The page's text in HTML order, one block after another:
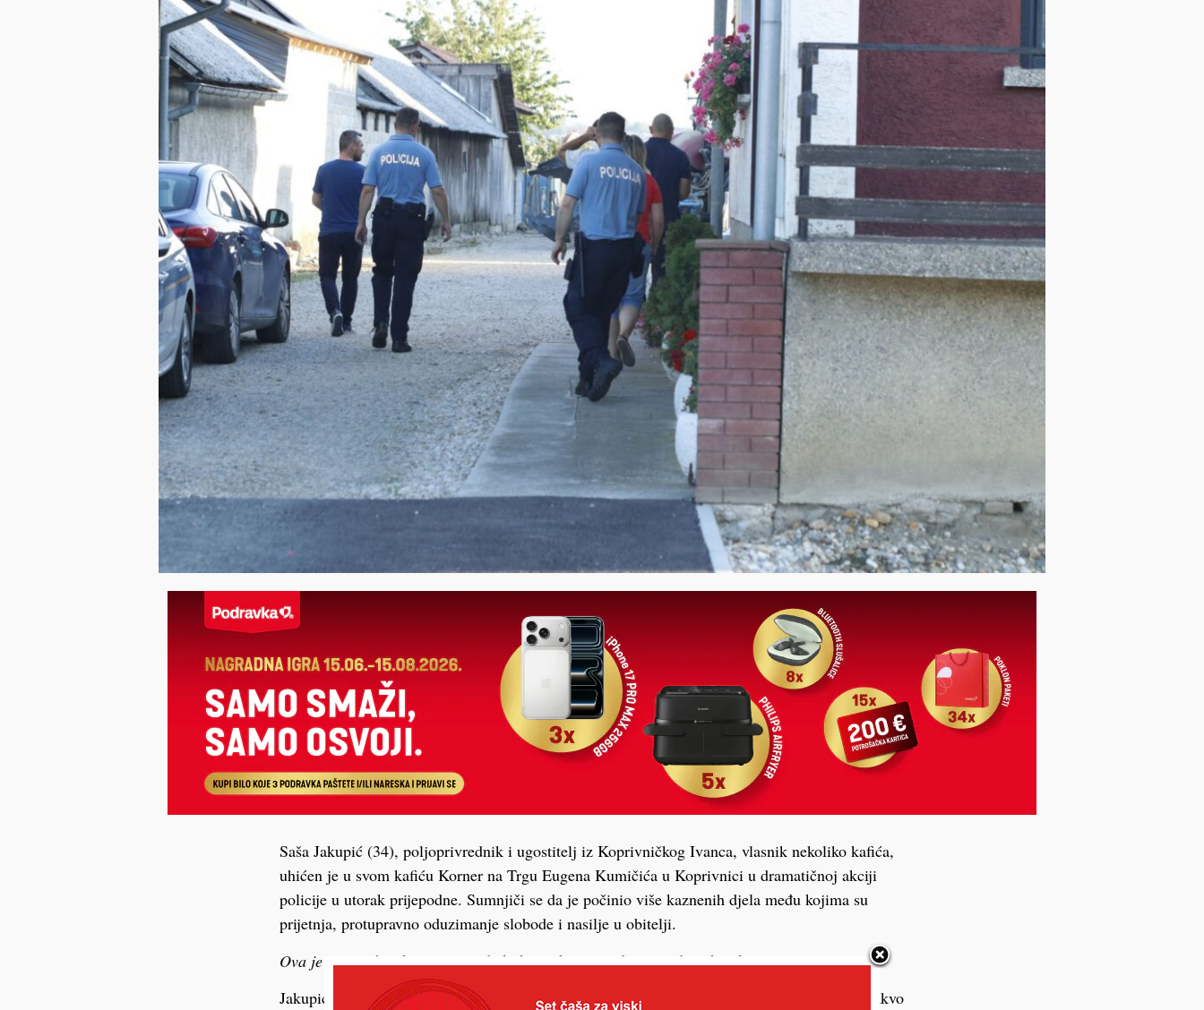
Saša Jakupić (34), poljoprivrednik i ugostitelj iz Koprivničkog Ivanca, vlasnik nekoliko kafića,
uhićen je u svom kafiću Korner na Trgu Eugena Kumičića u Koprivnici u dramatičnoj akciji
policije u utorak prijepodne. Sumnjiči se da je počinio više kaznenih djela među kojima su
prijetnja, protupravno oduzimanje slobode i nasilje u obitelji.
Ova je priča objavljena u ponedjeljak u tiskanom izdanju Podravskog lista…
Jakupićevo uhićenje građanima je bilo vrlo stresno, a kasnije su policajci objasnili kako je takvo